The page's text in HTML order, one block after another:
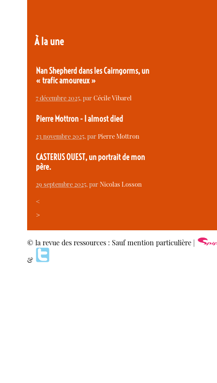
À la une
Nan Shepherd dans les Cairngorms, un
« trafic amoureux »
7 décembre 2025, parCécile Vibarel
Pierre Mottron - I almost died
23 novembre 2025, parPierre Mottron
CASTERUS OUEST, un portrait de mon
père.
29 septembre 2025, parNicolas Losson
<
>
© la revue des ressources : Sauf mention particulière |
&